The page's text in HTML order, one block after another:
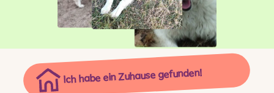
Ich habe ein Zuhause gefunden!